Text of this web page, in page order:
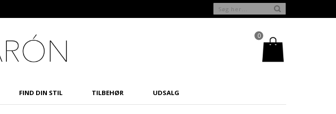
0
FIND DIN STIL TILBEHØR UDSALG